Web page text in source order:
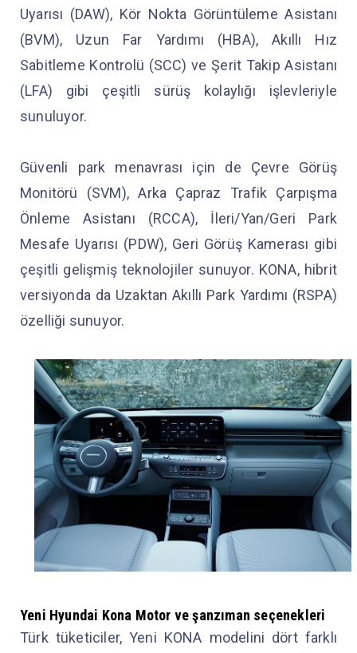
Uyarısı (DAW), Kör Nokta Görüntüleme Asistanı
(BVM), Uzun Far Yardımı (HBA), Akıllı Hız
Sabitleme Kontrolü (SCC) ve Şerit Takip Asistanı
(LFA) gibi çeşitli sürüş kolaylığı işlevleriyle
sunuluyor.
Güvenli park menavrası için de Çevre Görüş
Monitörü (SVM), Arka Çapraz Trafik Çarpışma
Önleme Asistanı (RCCA), İleri/Yan/Geri Park
Mesafe Uyarısı (PDW), Geri Görüş Kamerası gibi
çeşitli gelişmiş teknolojiler sunuyor. KONA, hibrit
versiyonda da Uzaktan Akıllı Park Yardımı (RSPA)
özelliği sunuyor.
Yeni Hyundai Kona Motor ve şanzıman seçenekleri
Türk tüketiciler, Yeni KONA modelini dört farklı